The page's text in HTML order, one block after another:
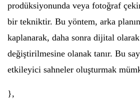
prodüksiyonunda veya fotoğraf
bir tekniktir. Bu yöntem, arka
kaplanarak, daha sonra dijital
değiştirilmesine olanak tanır. Bu
etkileyici sahneler oluşturmak
},